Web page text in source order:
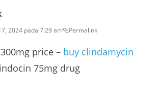
2024 pada 7:29 am Permalink
price – buy clindamycin
indocin 75mg drug